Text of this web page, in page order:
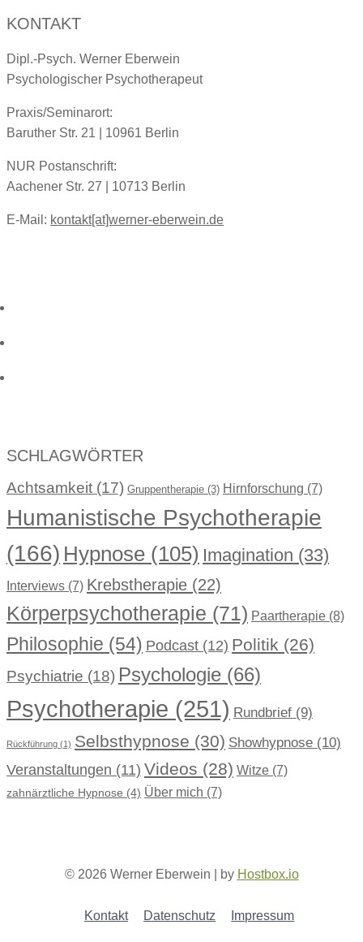
KONTAKT
Dipl.-Psych. Werner Eberwein
Psychologischer Psychotherapeut
Praxis/Seminarort:
Baruther Str. 21 | 10961 Berlin
NUR Postanschrift:
Aachener Str. 27 | 10713 Berlin
E-Mail: kontakt[at]werner-eberwein.de
SCHLAGWÖRTER
Achtsamkeit (17) Gruppentherapie (3) Hirnforschung (7)
Humanistische Psychotherapie
(166) Hypnose (105) Imagination (33)
Interviews (7) Krebstherapie (22)
Körperpsychotherapie (71) Paartherapie (8)
Philosophie (54) Podcast (12) Politik (26)
Psychiatrie (18) Psychologie (66)
Psychotherapie (251) Rundbrief (9)
Rückführung (1) Selbsthypnose (30) Showhypnose (10)
Veranstaltungen (11) Videos (28) Witze (7)
zahnärztliche Hypnose (4) Über mich (7)
© 2026 Werner Eberwein | by Hostbox.io
Kontakt Datenschutz Impressum